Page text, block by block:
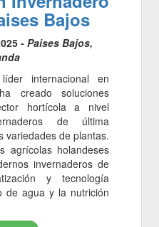
Bajos
- Paises Bajos,
internacional en
creado soluciones
hortícola a nivel
de última
variedades de plantas.
agrícolas holandeses
invernaderos de
y tecnología
de agua y la nutrición